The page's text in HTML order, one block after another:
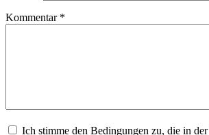
Kommentar *
Ich stimme den Bedingungen zu, die in der